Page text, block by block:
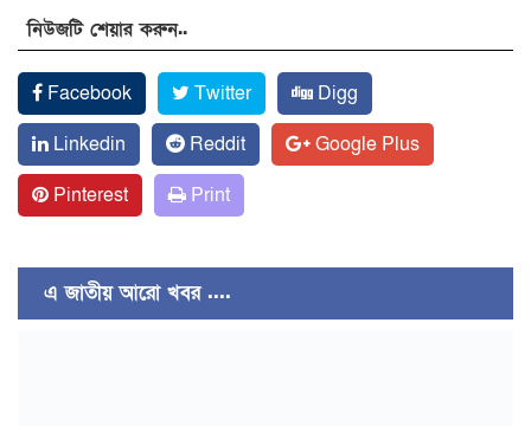
নিউজটি শেয়ার করুন..
Facebook Twitter
Digg
Linkedin
Reddit
Google Plus
Pinterest
Print
এ জাতীয় আরো খবর ....